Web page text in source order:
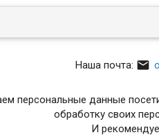
Наша почта: 
персональные данные
обработку своих
И